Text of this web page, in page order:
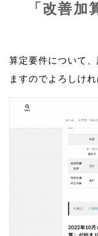
「改善
算定要件について
ますのでよろしけ